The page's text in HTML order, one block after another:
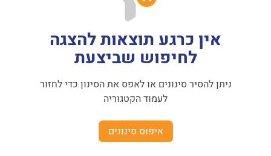
אין כרגע תוצאות להצגה
לחיפוש שביצעת
ניתן להסיר סינונים או לאפס את הסינון כדי לחזור
לעמוד הקטגוריה
איפוס סינונים